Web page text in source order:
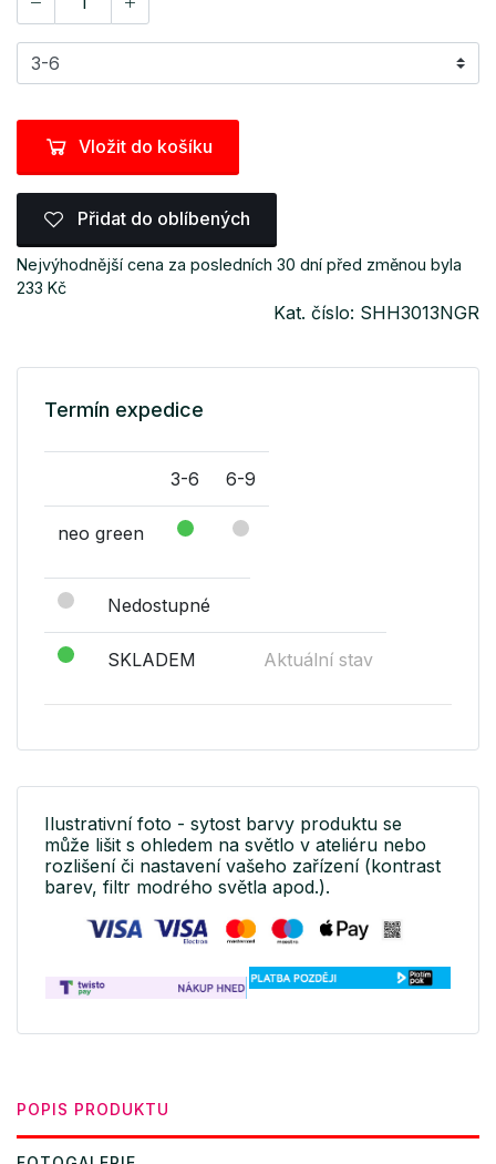
Vložit do košíku
Přidat do oblíbených
Nejvýhodnější cena za posledních 30 dní před změnou byla
233 Kč
Kat. číslo: SHH3013NGR
Termín expedice
3-6 6-9
neo green
Nedostupné
SKLADEM Aktuální stav
Ilustrativní foto - sytost barvy produktu se
může lišit s ohledem na světlo v ateliéru nebo
rozlišení či nastavení vašeho zařízení (kontrast
barev, filtr modrého světla apod.).
POPIS PRODUKTU